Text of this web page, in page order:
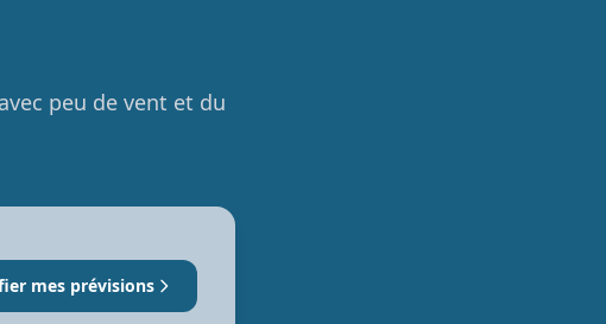
peu de vent et du
mes prévisions